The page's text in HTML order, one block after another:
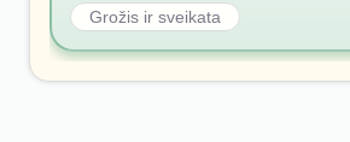
Grožis ir sveikata